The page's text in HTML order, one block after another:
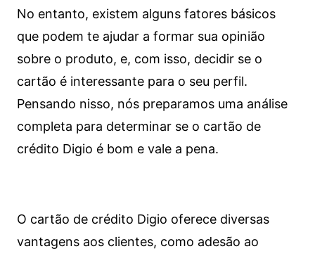
No entanto, existem alguns fatores básicos
que podem te ajudar a formar sua opinião
sobre o produto, e, com isso, decidir se o
cartão é interessante para o seu perfil.
Pensando nisso, nós preparamos uma análise
completa para determinar se o cartão de
crédito Digio é bom e vale a pena.
O cartão de crédito Digio oferece diversas
vantagens aos clientes, como adesão ao